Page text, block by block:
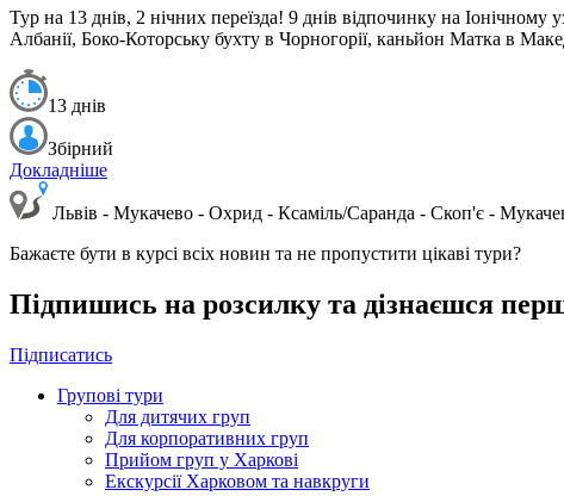
Тур на 13 днів, 2 нічних переїзда! 9 днів відпочинку на Іонічному
Албанії, Боко-Которську бухту в Чорногорії, каньйон Матка в
13 днів
Збірний
Докладніше
Львів - Мукачево - Охрид - Ксаміль/Саранда - Скоп'є -
Бажаєте бути в курсі всіх новин та не пропустити цікаві тури?
Підпишись на розсилку та дізнаєшся
Підписатись
Групові тури
Для дитячих груп
Для корпоративних груп
Прийом груп у Харкові
Екскурсії Харковом та навкруги